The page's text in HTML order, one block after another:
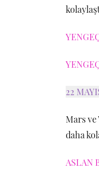
22
Mars
daha
ASLAN